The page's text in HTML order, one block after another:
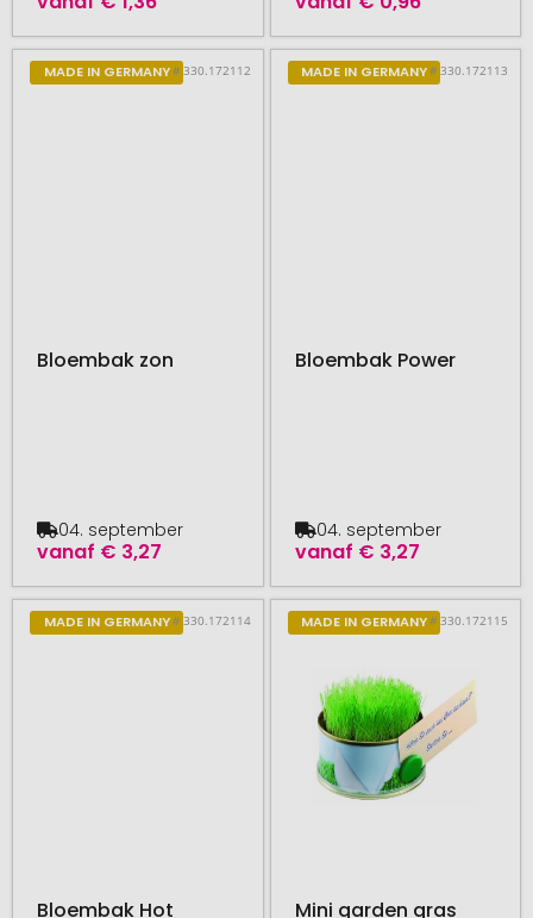
MADE IN GERMANY# 330.172112
Bloembak zon
vanaf € 3,27
04. september
MADE IN GERMANY# 330.172113
Bloembak Power
vanaf € 3,27
04. september
MADE IN GERMANY# 330.172114
Bloembak Hot
MADE IN GERMANY# 330.172115
Mini garden gras